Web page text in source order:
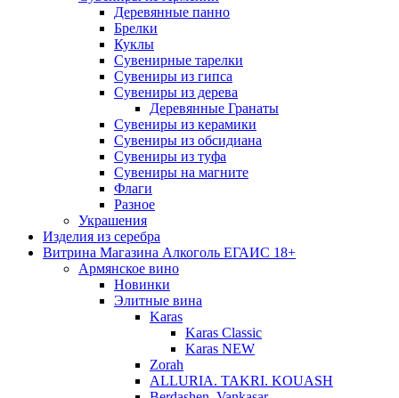
Деревянные панно
Брелки
Куклы
Сувенирные тарелки
Сувениры из гипса
Сувениры из дерева
Деревянные Гранаты
Сувениры из керамики
Сувениры из обсидиана
Сувениры из туфа
Сувениры на магните
Флаги
Разное
Украшения
Изделия из серебра
Витрина Магазина Алкоголь ЕГАИС 18+
Армянское вино
Новинки
Элитные вина
Karas
Karas Classic
Karas NEW
Zorah
ALLURIA. TAKRI. KOUASH